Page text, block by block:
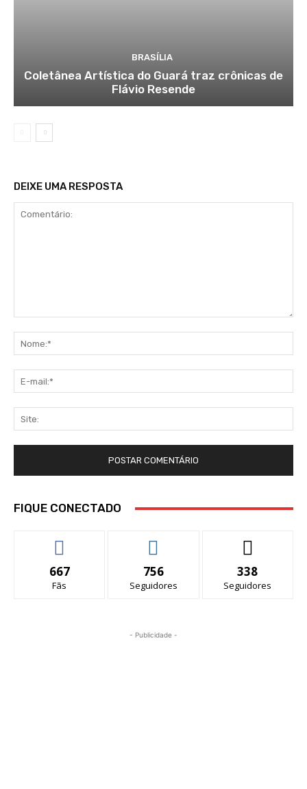
BRASÍLIA
Coletânea Artística do Guará traz crônicas de
Flávio Resende
DEIXE UMA RESPOSTA
FIQUE CONECTADO
667
Fãs
756
Seguidores
338
Seguidores
- Publicidade -